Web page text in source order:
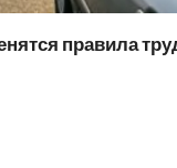
правила